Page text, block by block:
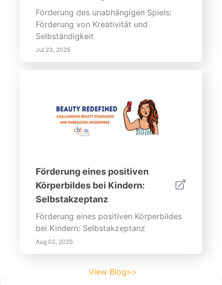
Förderung des unabhängigen Spiels:
Förderung von Kreativität und
Selbständigkeit
Jul 23, 2025
Förderung eines positiven
Körperbildes bei Kindern:
Selbstakzeptanz
Förderung eines positiven Körperbildes
bei Kindern: Selbstakzeptanz
Aug 02, 2025
View Blog>>